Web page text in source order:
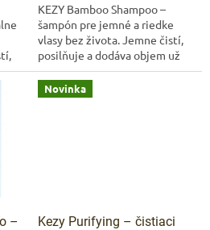
KEZY Bamboo Shampoo –
šampón pre jemné a riedke
vlasy bez života. Jemne čistí,
posilňuje a dodáva objem už
od prvého použitia. Ideálna
voľba pre vlasy, ktoré
potrebujú...
–
Novinka
Kezy Purifying – čistiaci